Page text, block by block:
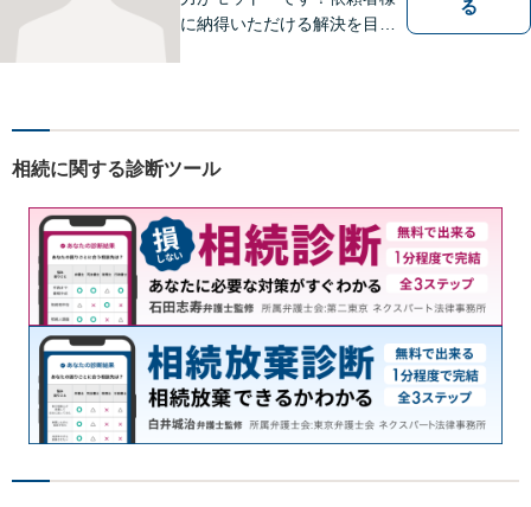
に納得いただける解決を目指
る
相続に関する診断ツール